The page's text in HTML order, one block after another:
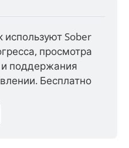
используют Sober
просмотра
поддержания
Бесплатно